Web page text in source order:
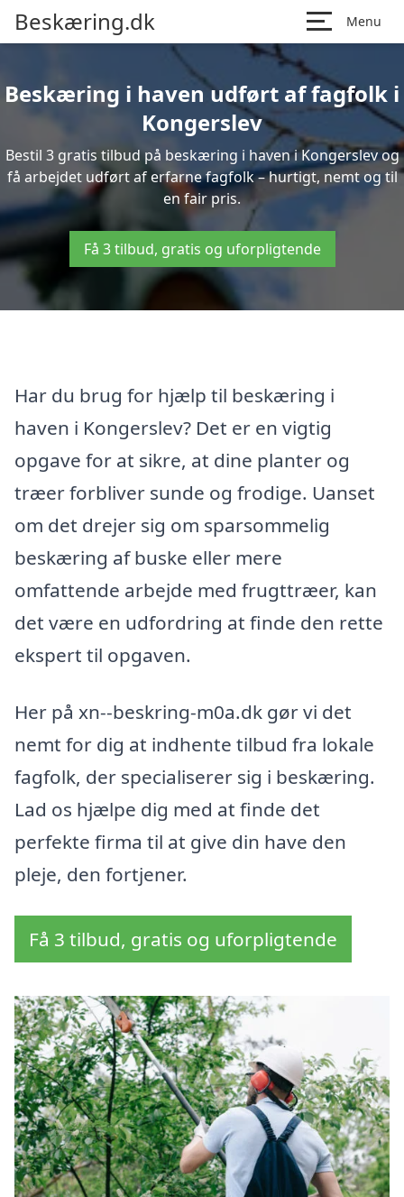
Beskæring.dk Menu
Beskæring i haven udført af fagfolk i
Kongerslev
Bestil 3 gratis tilbud på beskæring i haven i Kongerslev og
få arbejdet udført af erfarne fagfolk – hurtigt, nemt og til
en fair pris.
Få 3 tilbud, gratis og uforpligtende
Har du brug for hjælp til beskæring i
haven i Kongerslev? Det er en vigtig
opgave for at sikre, at dine planter og
træer forbliver sunde og frodige. Uanset
om det drejer sig om sparsommelig
beskæring af buske eller mere
omfattende arbejde med frugttræer, kan
det være en udfordring at finde den rette
ekspert til opgaven.
Her på xn--beskring-m0a.dk gør vi det
nemt for dig at indhente tilbud fra lokale
fagfolk, der specialiserer sig i beskæring.
Lad os hjælpe dig med at finde det
perfekte firma til at give din have den
pleje, den fortjener.
Få 3 tilbud, gratis og uforpligtende